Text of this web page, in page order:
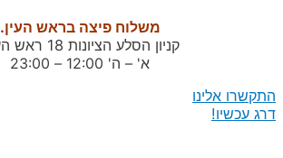
משלוח פיצה בראש העין.
קניון הסלע הציונות 18 ראש העין.
א' – ה' 12:00 – 23:00
התקשרו אלינו
דרג עכשיו!